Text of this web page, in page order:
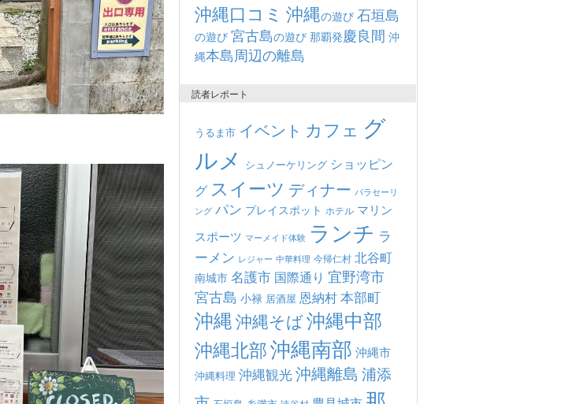
沖縄口コミ 沖縄の遊び 石垣島
の遊び 宮古島の遊び 那覇発慶良間 沖
縄本島周辺の離島
読者レポート
うるま市 イベント カフェ グ
ルメ シュノーケリング ショッピン
グ スイーツ ディナー パラセーリ
ング パン プレイスポット ホテル マリン
スポーツ マーメイド体験 ランチ ラ
ーメン レジャー 中華料理 今帰仁村 北谷町
南城市名護市 国際通り 宜野湾市
宮古島 小禄 居酒屋 恩納村本部町
沖縄沖縄そば沖縄中部
沖縄北部沖縄南部 沖縄市
沖縄料理 沖縄観光沖縄離島 浦添